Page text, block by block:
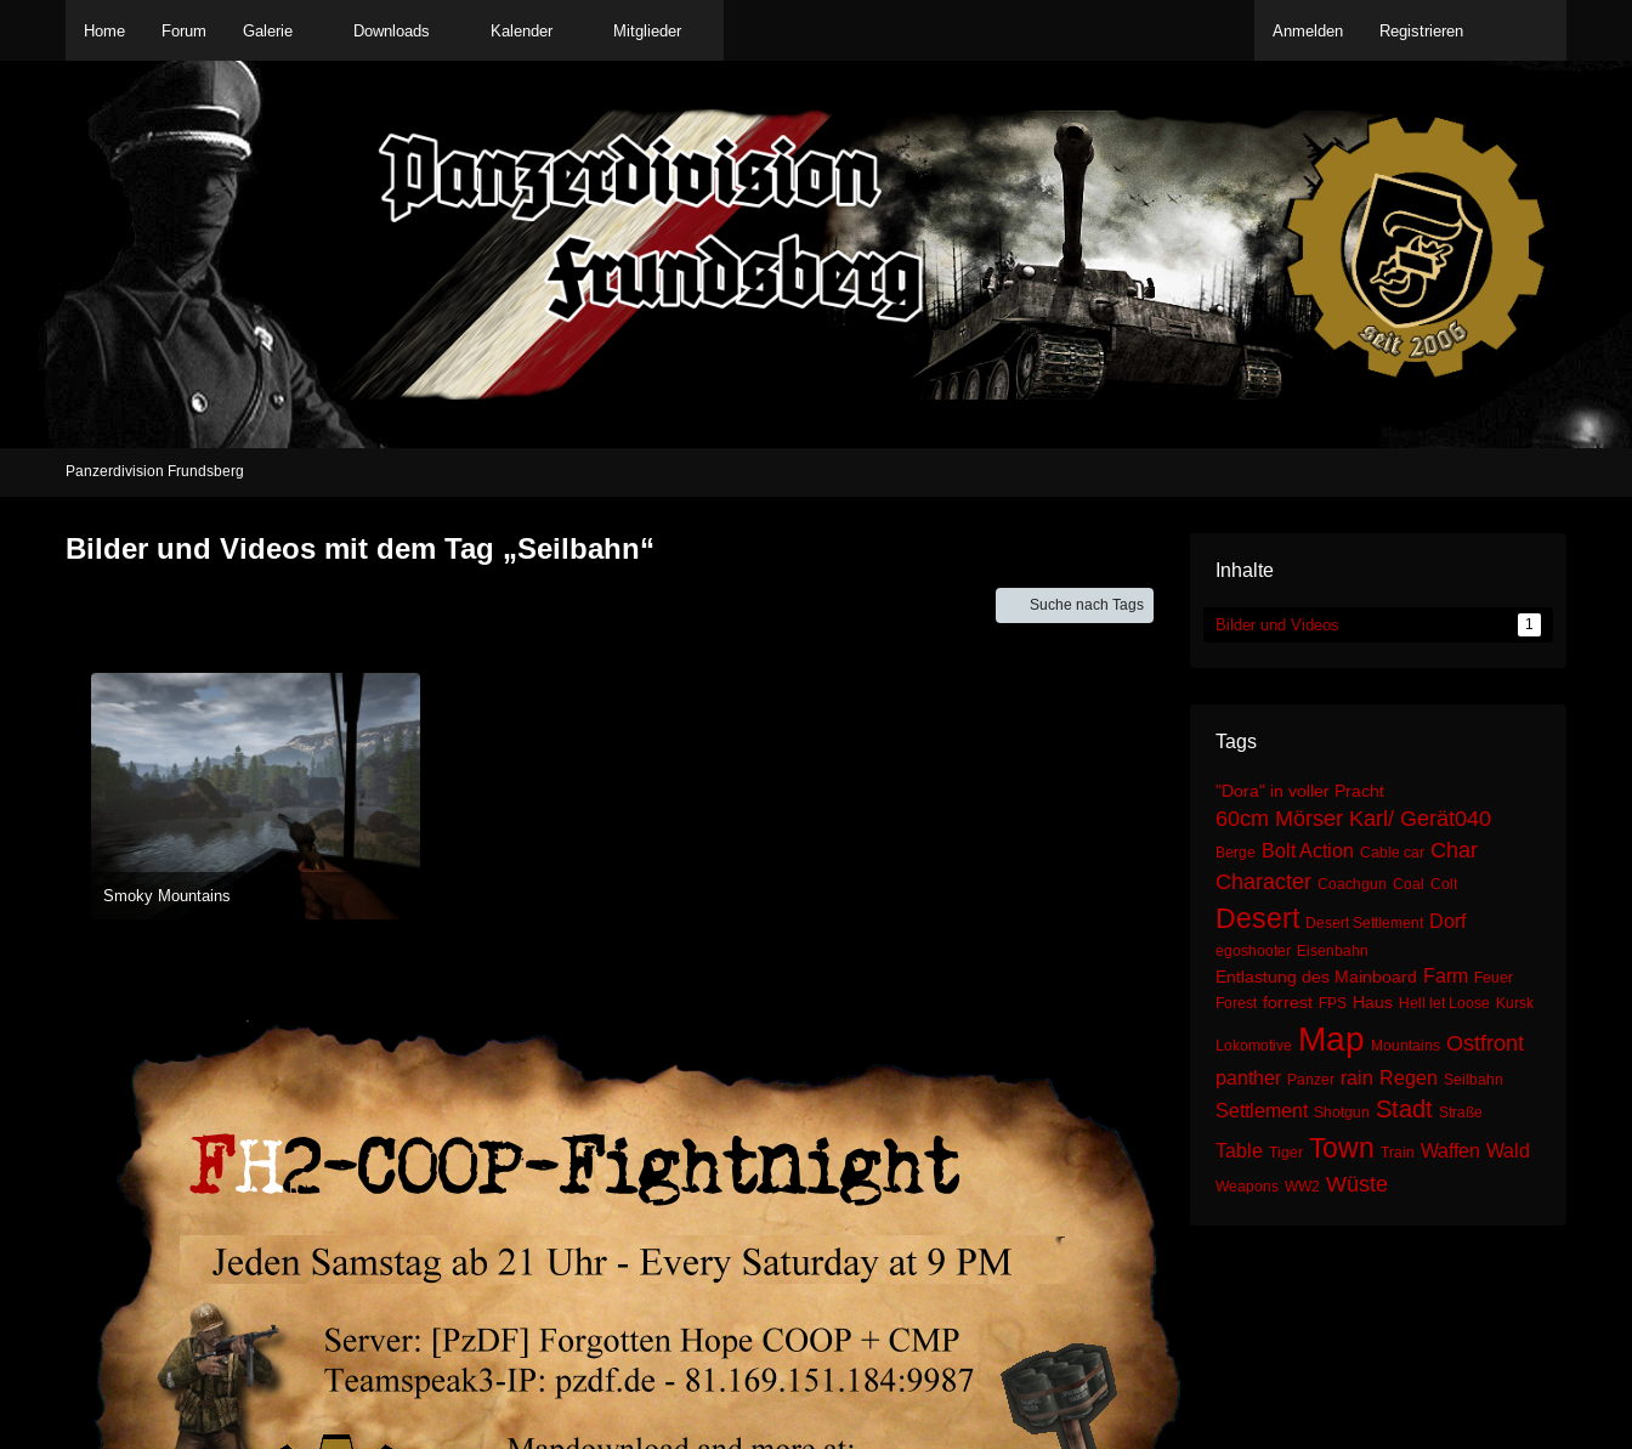
Home Forum Galerie Downloads Kalender Mitglieder Anmelden Registrieren
Panzerdivision Frundsberg
Bilder und Videos mit dem Tag „Seilbahn“
Suche nach Tags
Smoky Mountains
4. Juli 2019 um 16:46
Inhalte
Bilder und Videos 1
Tags
"Dora" in voller Pracht
60cm Mörser Karl/ Gerät040
Berge Bolt Action Cable car Char
Character Coachgun Coal Colt
Desert Desert Settlement Dorf
egoshooter Eisenbahn
Entlastung des Mainboard Farm Feuer
Forest forrest FPS Haus Hell let Loose Kursk
Lokomotive Map Mountains Ostfront
panther Panzer rain Regen Seilbahn
Settlement Shotgun Stadt Straße
Table Tiger Town Train Waffen Wald
Weapons WW2 Wüste